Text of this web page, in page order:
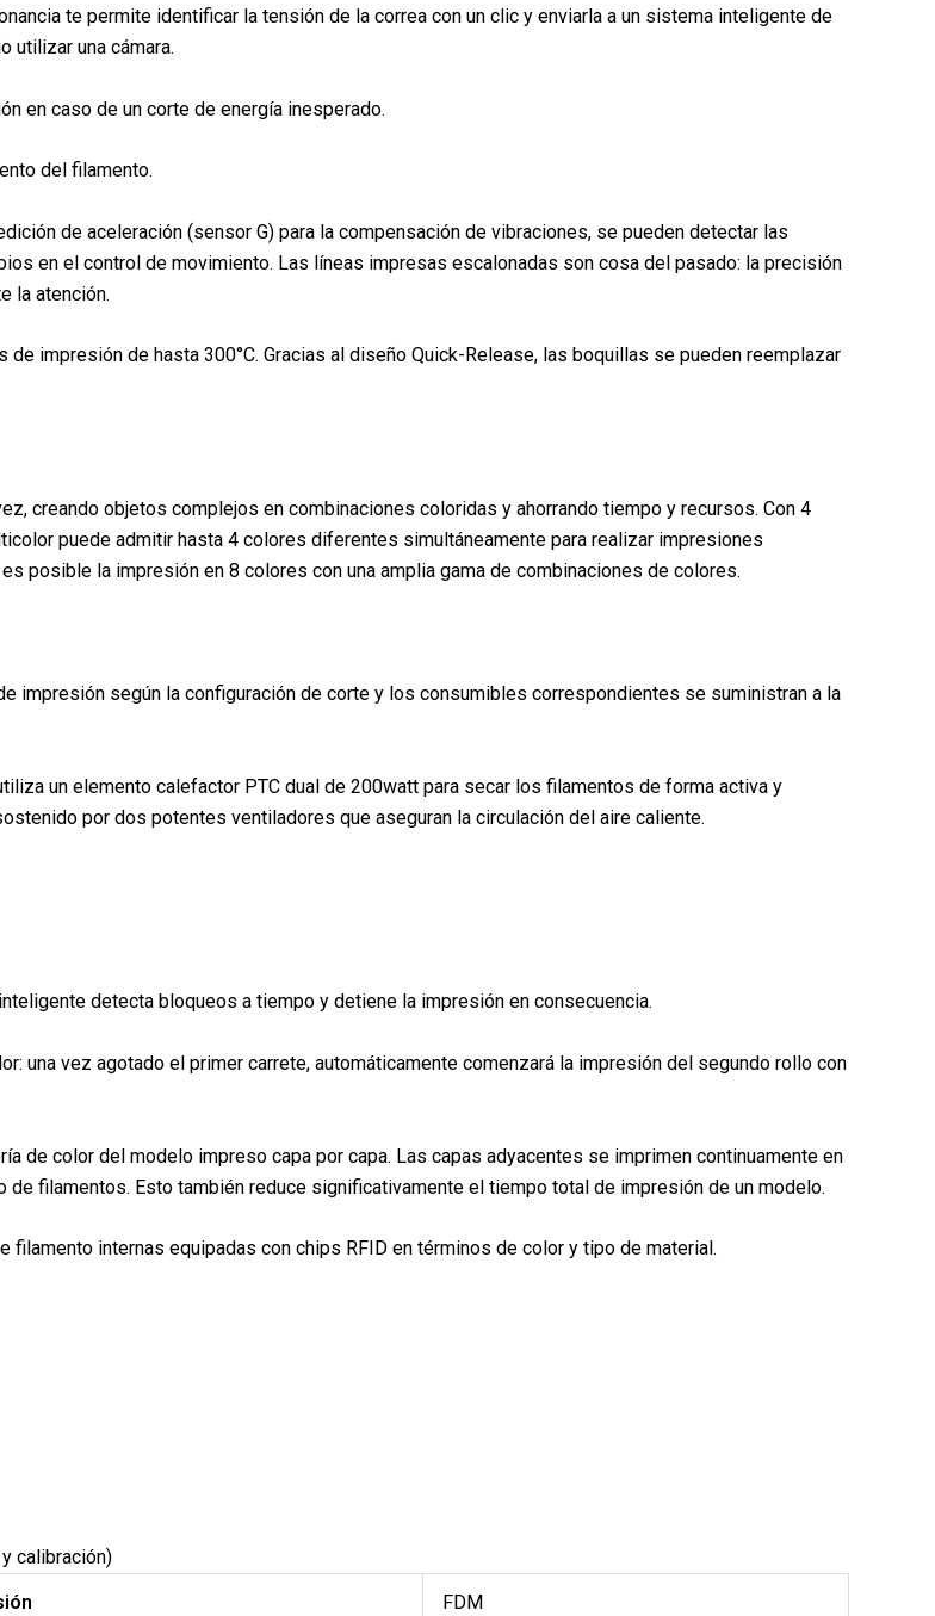
te permite identificar la tensión de la correa con un clic y enviarla a un sistema inteligente de
utilizar una cámara.
en caso de un corte de energía inesperado.
del filamento.
de aceleración (sensor G) para la compensación de vibraciones, se pueden detectar las
en el control de movimiento. Las líneas impresas escalonadas son cosa del pasado: la precisión
la atención.
de impresión de hasta 300°C. Gracias al diseño Quick-Release, las boquillas se pueden reemplazar
creando objetos complejos en combinaciones coloridas y ahorrando tiempo y recursos. Con 4
puede admitir hasta 4 colores diferentes simultáneamente para realizar impresiones
posible la impresión en 8 colores con una amplia gama de combinaciones de colores.
impresión según la configuración de corte y los consumibles correspondientes se suministran a la
un elemento calefactor PTC dual de 200watt para secar los filamentos de forma activa y
por dos potentes ventiladores que aseguran la circulación del aire caliente.
detecta bloqueos a tiempo y detiene la impresión en consecuencia.
una vez agotado el primer carrete, automáticamente comenzará la impresión del segundo rollo con
de color del modelo impreso capa por capa. Las capas adyacentes se imprimen continuamente en
filamentos. Esto también reduce significativamente el tiempo total de impresión de un modelo.
internas equipadas con chips RFID en términos de color y tipo de material.
calibración)
FDM